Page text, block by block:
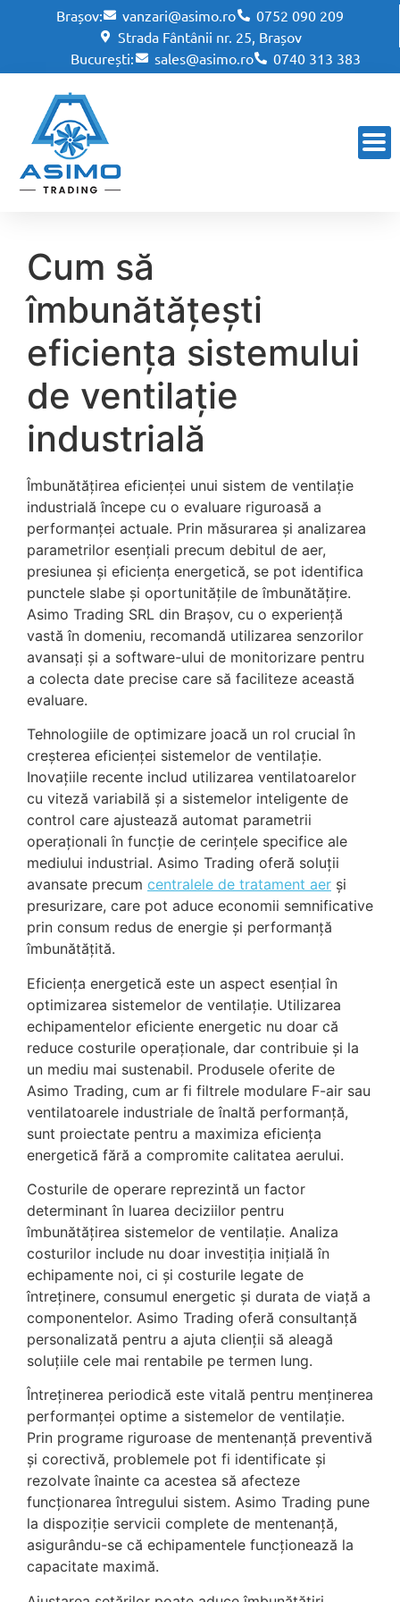
Brașov: vanzari@asimo.ro
0752 090 209
Strada Fântânii nr. 25, Brașov
București:
sales@asimo.ro 0740 313 383
Cum să
îmbunătățești
eficiența sistemului
de ventilație
industrială
Îmbunătățirea eficienței unui sistem de ventilație
industrială începe cu o evaluare riguroasă a
performanței actuale. Prin măsurarea și analizarea
parametrilor esențiali precum debitul de aer,
presiunea și eficiența energetică, se pot identifica
punctele slabe și oportunitățile de îmbunătățire.
Asimo Trading SRL din Brașov, cu o experiență
vastă în domeniu, recomandă utilizarea senzorilor
avansați și a software-ului de monitorizare pentru
a colecta date precise care să faciliteze această
evaluare.
Tehnologiile de optimizare joacă un rol crucial în
creșterea eficienței sistemelor de ventilație.
Inovațiile recente includ utilizarea ventilatoarelor
cu viteză variabilă și a sistemelor inteligente de
control care ajustează automat parametrii
operaționali în funcție de cerințele specifice ale
mediului industrial. Asimo Trading oferă soluții
avansate precum centralele de tratament aer și
presurizare, care pot aduce economii semnificative
prin consum redus de energie și performanță
îmbunătățită.
Eficiența energetică este un aspect esențial în
optimizarea sistemelor de ventilație. Utilizarea
echipamentelor eficiente energetic nu doar că
reduce costurile operaționale, dar contribuie și la
un mediu mai sustenabil. Produsele oferite de
Asimo Trading, cum ar fi filtrele modulare F-air sau
ventilatoarele industriale de înaltă performanță,
sunt proiectate pentru a maximiza eficiența
energetică fără a compromite calitatea aerului.
Costurile de operare reprezintă un factor
determinant în luarea deciziilor pentru
îmbunătățirea sistemelor de ventilație. Analiza
costurilor include nu doar investiția inițială în
echipamente noi, ci și costurile legate de
întreținere, consumul energetic și durata de viață a
componentelor. Asimo Trading oferă consultanță
personalizată pentru a ajuta clienții să aleagă
soluțiile cele mai rentabile pe termen lung.
Întreținerea periodică este vitală pentru menținerea
performanței optime a sistemelor de ventilație.
Prin programe riguroase de mentenanță preventivă
și corectivă, problemele pot fi identificate și
rezolvate înainte ca acestea să afecteze
funcționarea întregului sistem. Asimo Trading pune
la dispoziție servicii complete de mentenanță,
asigurându-se că echipamentele funcționează la
capacitate maximă.